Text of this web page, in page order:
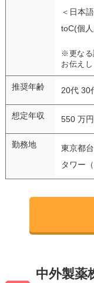
＜日本
toC(個
※更なる
お伝えし
推奨年齢 20代 30
想定年収 550 万
勤務地
東京都
タワー
中外製薬